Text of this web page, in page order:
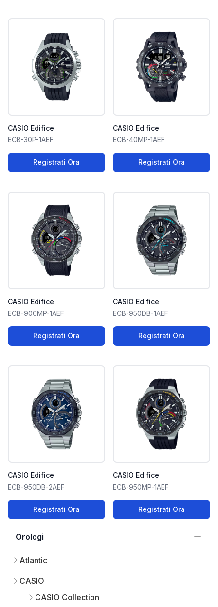
Orologi
Atlantic
CASIO
CASIO Collection
CASIO Edifice
ECB-30P-1AEF
Registrati Ora
CASIO Edifice
ECB-40MP-1AEF
Registrati Ora
CASIO Edifice
ECB-900MP-1AEF
Registrati Ora
CASIO Edifice
ECB-950DB-1AEF
Registrati Ora
CASIO Edifice
ECB-950DB-2AEF
Registrati Ora
CASIO Edifice
ECB-950MP-1AEF
Registrati Ora